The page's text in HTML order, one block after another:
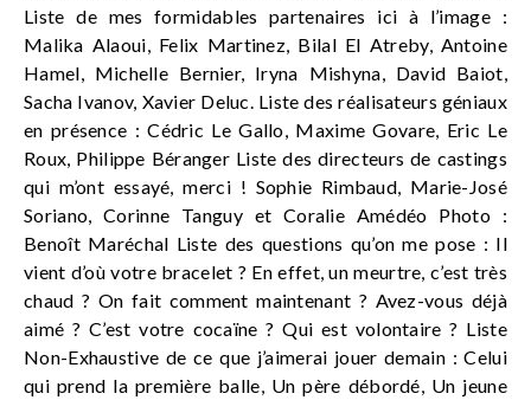
Liste de mes formidables partenaires ici à l’image :
Malika Alaoui, Felix Martinez, Bilal El Atreby, Antoine
Hamel, Michelle Bernier, Iryna Mishyna, David Baiot,
Sacha Ivanov, Xavier Deluc. Liste des réalisateurs géniaux
en présence : Cédric Le Gallo, Maxime Govare, Eric Le
Roux, Philippe Béranger Liste des directeurs de castings
qui m’ont essayé, merci ! Sophie Rimbaud, Marie-José
Soriano, Corinne Tanguy et Coralie Amédéo Photo :
Benoît Maréchal Liste des questions qu’on me pose : Il
vient d’où votre bracelet ? En effet, un meurtre, c’est très
chaud ? On fait comment maintenant ? Avez-vous déjà
aimé ? C’est votre cocaïne ? Qui est volontaire ? Liste
Non-Exhaustive de ce que j’aimerai jouer demain : Celui
qui prend la première balle, Un père débordé, Un jeune